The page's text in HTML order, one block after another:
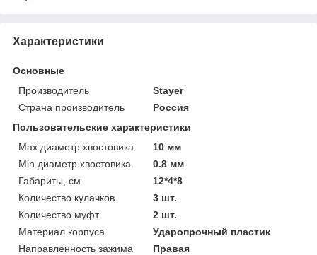
Характеристики
Основные
Производитель
Stayer
Страна производитель
Россия
Пользовательские характеристики
Max диаметр хвостовика
10 мм
Min диаметр хвостовика
0.8 мм
Габариты, см
12*4*8
Количество кулачков
3 шт.
Количество муфт
2 шт.
Материал корпуса
Ударопрочный пластик
Направленность зажима
Правая